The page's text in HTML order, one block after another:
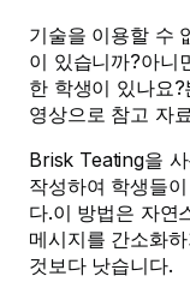
기술을 이용할 수
이 있습니까?아니
한 학생이 있나요
영상으로 참고 자
Brisk Teating을
작성하여 학생들
다.이 방법은 자연
메시지를 간소화
것보다 낫습니다.